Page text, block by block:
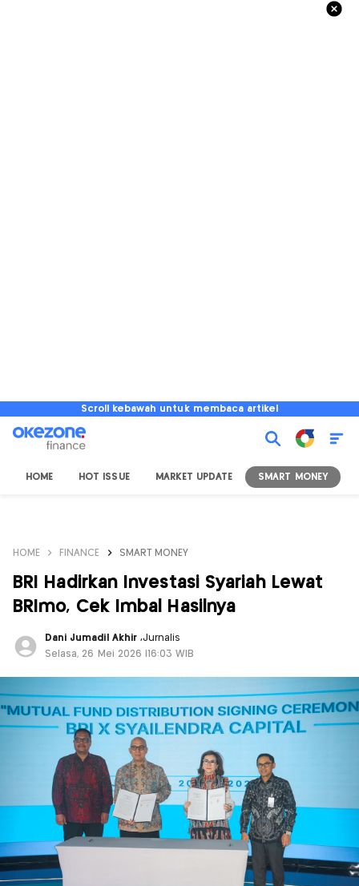
Scroll kebawah untuk membaca artikel
HOME HOT ISSUE MARKET UPDATE SMART MONEY
HOME FINANCE SMART MONEY
BRI Hadirkan Investasi Syariah Lewat
BRImo, Cek Imbal Hasilnya
Dani Jumadil Akhir ,Jurnalis
Selasa, 26 Mei 2026 |16:03 WIB